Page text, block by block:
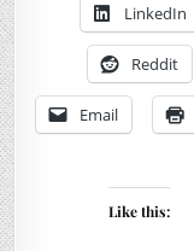
LinkedIn
Reddit
Email
Like this: